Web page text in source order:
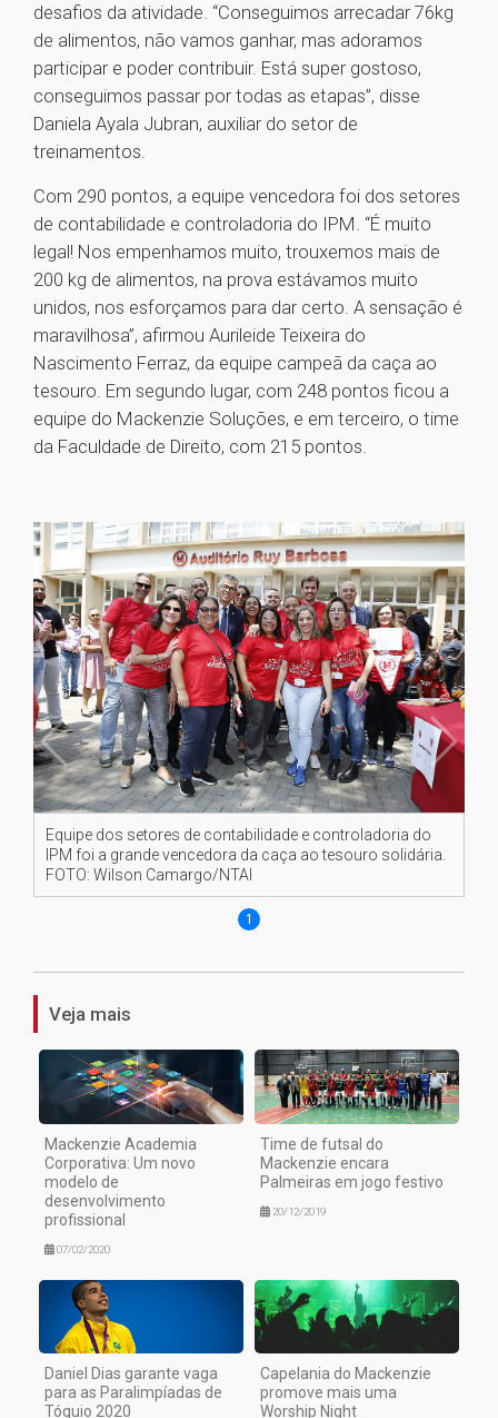
desafios da atividade. “Conseguimos arrecadar 76kg
de alimentos, não vamos ganhar, mas adoramos
participar e poder contribuir. Está super gostoso,
conseguimos passar por todas as etapas”, disse
Daniela Ayala Jubran, auxiliar do setor de
treinamentos.
Com 290 pontos, a equipe vencedora foi dos setores
de contabilidade e controladoria do IPM. “É muito
legal! Nos empenhamos muito, trouxemos mais de
200 kg de alimentos, na prova estávamos muito
unidos, nos esforçamos para dar certo. A sensação é
maravilhosa”, afirmou Aurileide Teixeira do
Nascimento Ferraz, da equipe campeã da caça ao
tesouro. Em segundo lugar, com 248 pontos ficou a
equipe do Mackenzie Soluções, e em terceiro, o time
da Faculdade de Direito, com 215 pontos.
Equipe dos setores de contabilidade e controladoria do
IPM foi a grande vencedora da caça ao tesouro solidária.
FOTO: Wilson Camargo/NTAI
1
Veja mais
Mackenzie Academia
Corporativa: Um novo
modelo de
desenvolvimento
profissional
07/02/2020
Time de futsal do
Mackenzie encara
Palmeiras em jogo festivo
20/12/2019
Daniel Dias garante vaga
para as Paralimpíadas de
Tóquio 2020
Capelania do Mackenzie
promove mais uma
Worship Night